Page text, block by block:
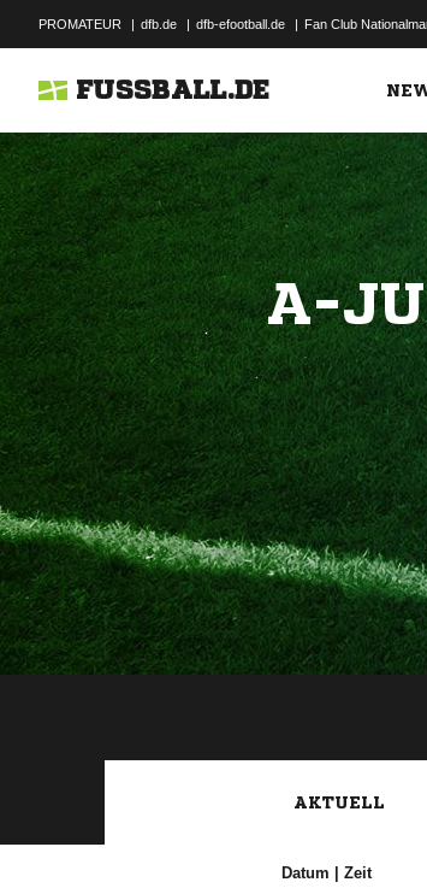
PROMATEUR | dfb.de | dfb-efootball.de | Fan Club
FUSSBALL.DE
A-
AKTUELL
Datum | Zeit